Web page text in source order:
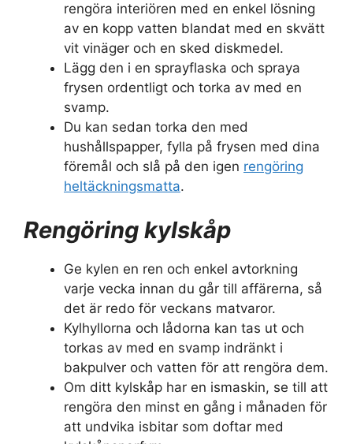
rengöra interiören med en enkel lösning
av en kopp vatten blandat med en skvätt
vit vinäger och en sked diskmedel.
Lägg den i en sprayflaska och spraya
frysen ordentligt och torka av med en
svamp.
Du kan sedan torka den med
hushållspapper, fylla på frysen med dina
föremål och slå på den igen rengöring
heltäckningsmatta.
Rengöring kylskåp
Ge kylen en ren och enkel avtorkning
varje vecka innan du går till affärerna, så
det är redo för veckans matvaror.
Kylhyllorna och lådorna kan tas ut och
torkas av med en svamp indränkt i
bakpulver och vatten för att rengöra dem.
Om ditt kylskåp har en ismaskin, se till att
rengöra den minst en gång i månaden för
att undvika isbitar som doftar med